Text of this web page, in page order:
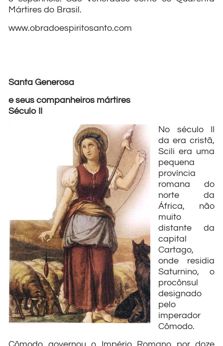
Mártires do Brasil.
www.obradoespiritosanto.com
Santa Generosa
e seus companheiros mártires
Século II
No século II
da era cristã,
Scili era uma
pequena
província
romana do
norte da
África, não
muito
distante da
capital
Cartago,
onde residia
Saturnino, o
procônsul
designado
pelo
imperador
Cômodo.